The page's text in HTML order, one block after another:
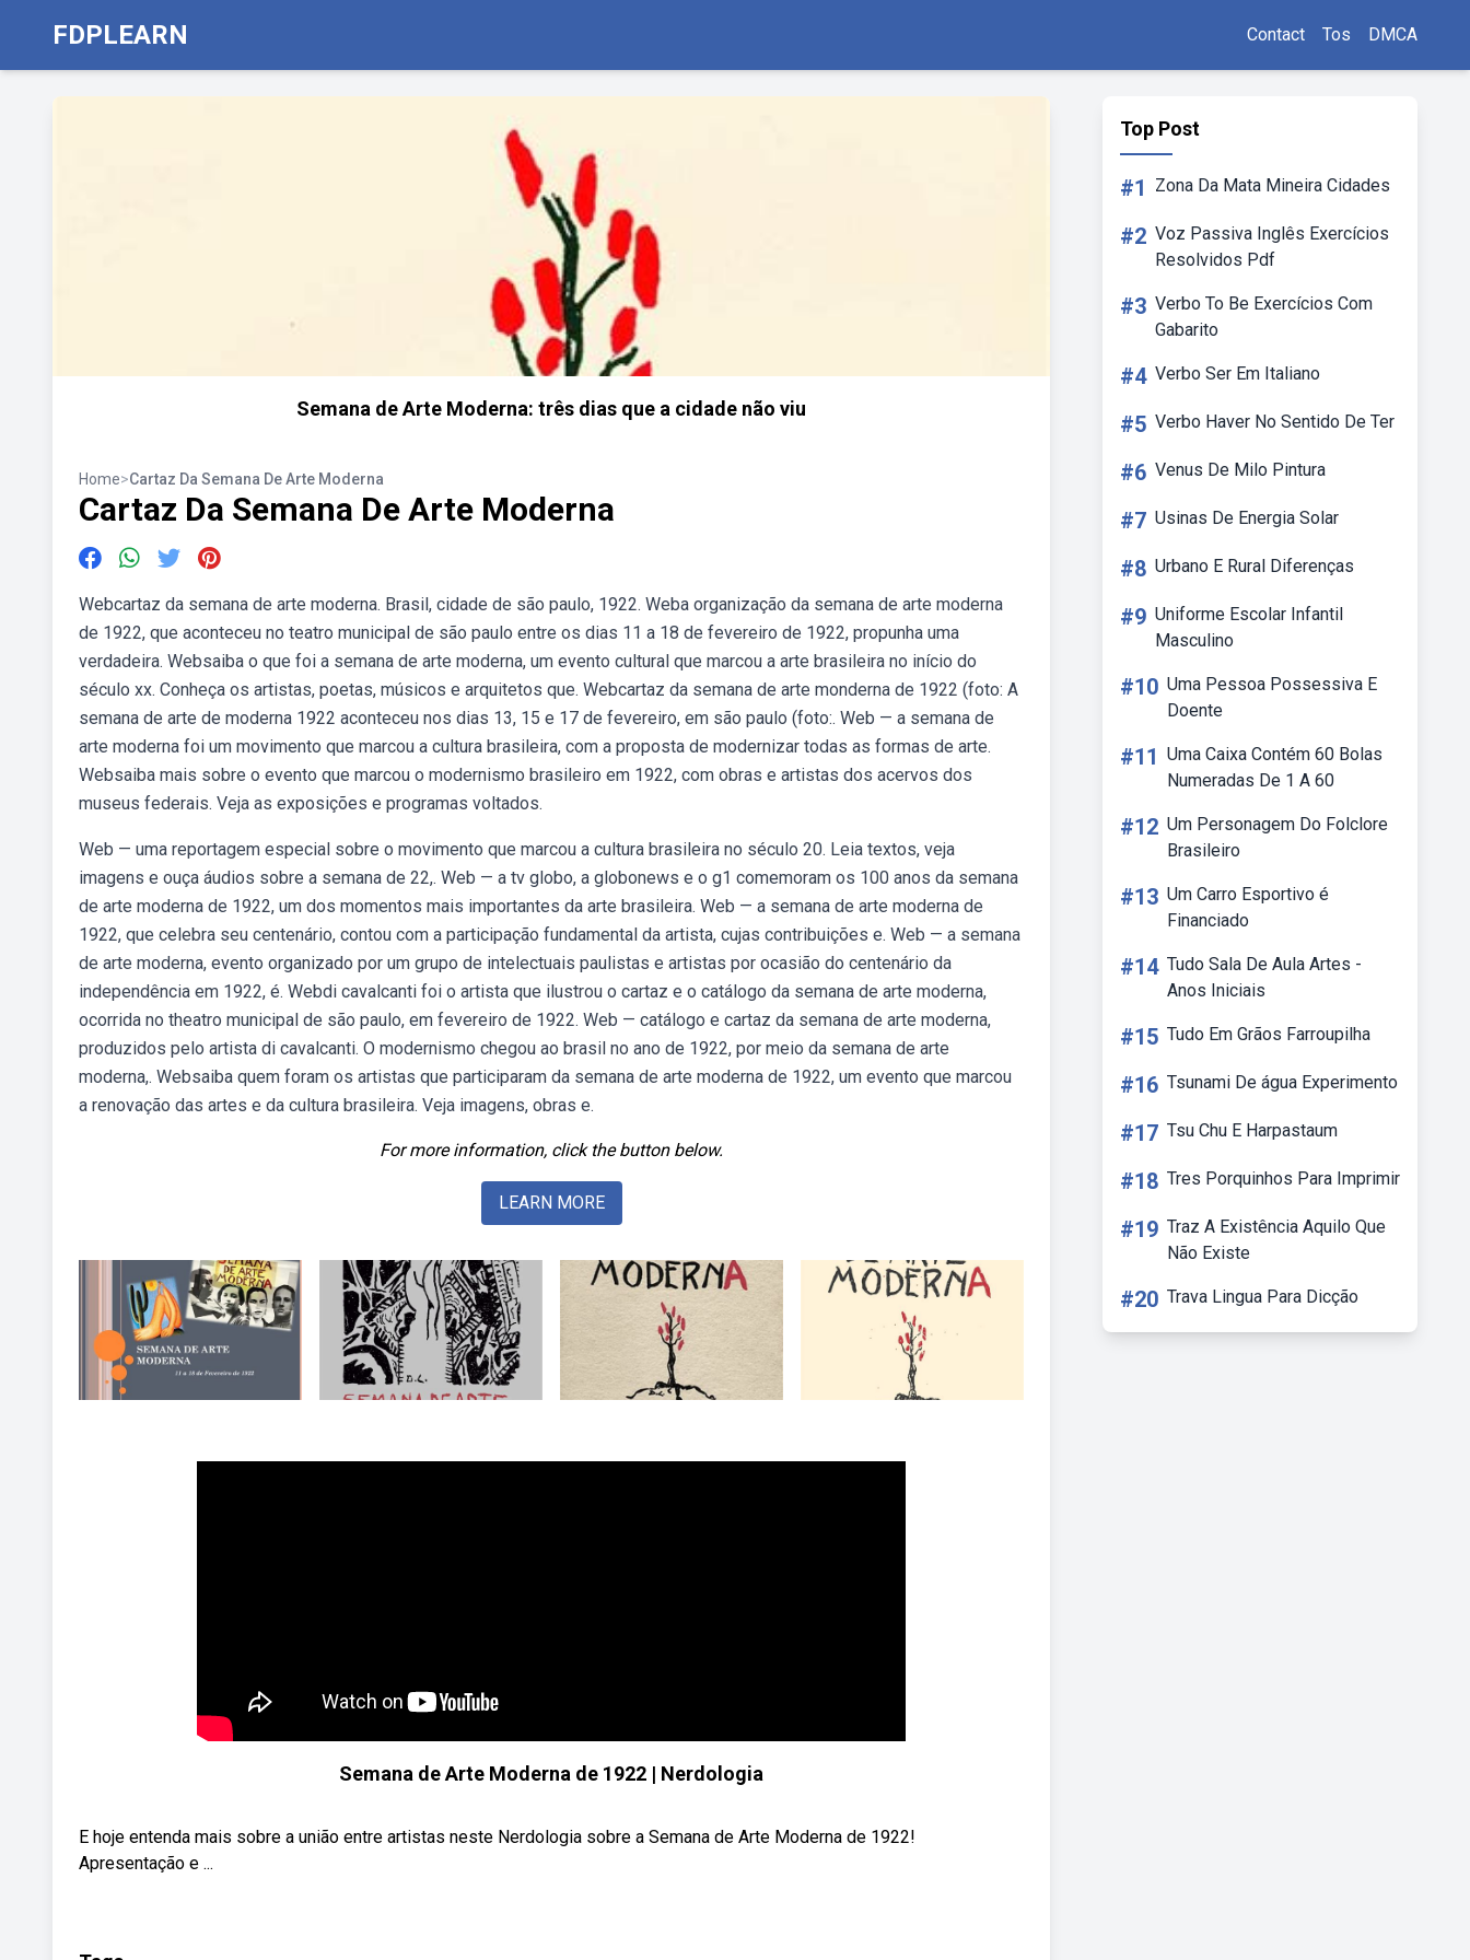
FDPLEARN Contact Tos DMCA
Semana de Arte Moderna: três dias que a cidade não viu
Home>Cartaz Da Semana De Arte Moderna
Cartaz Da Semana De Arte Moderna
Webcartaz da semana de arte moderna. Brasil, cidade de são paulo, 1922. Weba organização da semana de arte moderna
de 1922, que aconteceu no teatro municipal de são paulo entre os dias 11 a 18 de fevereiro de 1922, propunha uma
verdadeira. Websaiba o que foi a semana de arte moderna, um evento cultural que marcou a arte brasileira no início do
século xx. Conheça os artistas, poetas, músicos e arquitetos que. Webcartaz da semana de arte monderna de 1922 (foto: A
semana de arte de moderna 1922 aconteceu nos dias 13, 15 e 17 de fevereiro, em são paulo (foto:. Web — a semana de
arte moderna foi um movimento que marcou a cultura brasileira, com a proposta de modernizar todas as formas de arte.
Websaiba mais sobre o evento que marcou o modernismo brasileiro em 1922, com obras e artistas dos acervos dos
museus federais. Veja as exposições e programas voltados.
Web — uma reportagem especial sobre o movimento que marcou a cultura brasileira no século 20. Leia textos, veja
imagens e ouça áudios sobre a semana de 22,. Web — a tv globo, a globonews e o g1 comemoram os 100 anos da semana
de arte moderna de 1922, um dos momentos mais importantes da arte brasileira. Web — a semana de arte moderna de
1922, que celebra seu centenário, contou com a participação fundamental da artista, cujas contribuições e. Web — a semana
de arte moderna, evento organizado por um grupo de intelectuais paulistas e artistas por ocasião do centenário da
independência em 1922, é. Webdi cavalcanti foi o artista que ilustrou o cartaz e o catálogo da semana de arte moderna,
ocorrida no theatro municipal de são paulo, em fevereiro de 1922. Web — catálogo e cartaz da semana de arte moderna,
produzidos pelo artista di cavalcanti. O modernismo chegou ao brasil no ano de 1922, por meio da semana de arte
moderna,. Websaiba quem foram os artistas que participaram da semana de arte moderna de 1922, um evento que marcou
a renovação das artes e da cultura brasileira. Veja imagens, obras e.
For more information, click the button below.
LEARN MORE
Semana de Arte Moderna de 1922 | Nerdologia
E hoje entenda mais sobre a união entre artistas neste Nerdologia sobre a Semana de Arte Moderna de 1922!
Apresentação e ...
Top Post
#1 Zona Da Mata Mineira Cidades
#2 Voz Passiva Inglês Exercícios
Resolvidos Pdf
#3 Verbo To Be Exercícios Com
Gabarito
#4 Verbo Ser Em Italiano
#5 Verbo Haver No Sentido De Ter
#6 Venus De Milo Pintura
#7 Usinas De Energia Solar
#8 Urbano E Rural Diferenças
#9 Uniforme Escolar Infantil
Masculino
#10 Uma Pessoa Possessiva E
Doente
#11 Uma Caixa Contém 60 Bolas
Numeradas De 1 A 60
#12 Um Personagem Do Folclore
Brasileiro
#13 Um Carro Esportivo é
Financiado
#14 Tudo Sala De Aula Artes -
Anos Iniciais
#15 Tudo Em Grãos Farroupilha
#16 Tsunami De água Experimento
#17 Tsu Chu E Harpastaum
#18 Tres Porquinhos Para Imprimir
#19 Traz A Existência Aquilo Que
Não Existe
#20 Trava Lingua Para Dicção